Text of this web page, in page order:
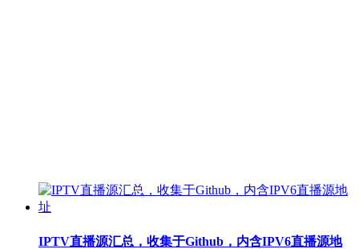
IPTV直播源汇总，收集于Github，内含IPV6直播源地